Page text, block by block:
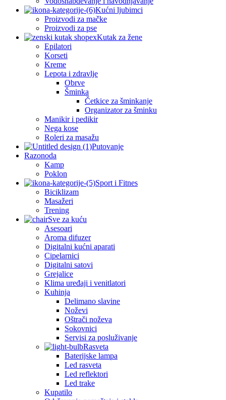
Kućni ljubimci
Proizvodi za mačke
Proizvodi za pse
Kutak za žene
Epilatori
Korseti
Kreme
Lepota i zdravlje
Obrve
Šminka
Četkice za šminkanje
Organizator za šminku
Manikir i pedikir
Nega kose
Roleri za masažu
Putovanje
Razonoda
Kamp
Poklon
Sport i Fitnes
Biciklizam
Masažeri
Trening
Sve za kuću
Asesoari
Aroma difuzer
Digitalni kućni aparati
Cipelarnici
Digitalni satovi
Grejalice
Klima uređaji i venitlatori
Kuhinja
Delimano slavine
Noževi
Oštrači noževa
Sokovnici
Servisi za posluživanje
Rasveta
Baterijske lampa
Led rasveta
Led reflektori
Led trake
Kupatilo